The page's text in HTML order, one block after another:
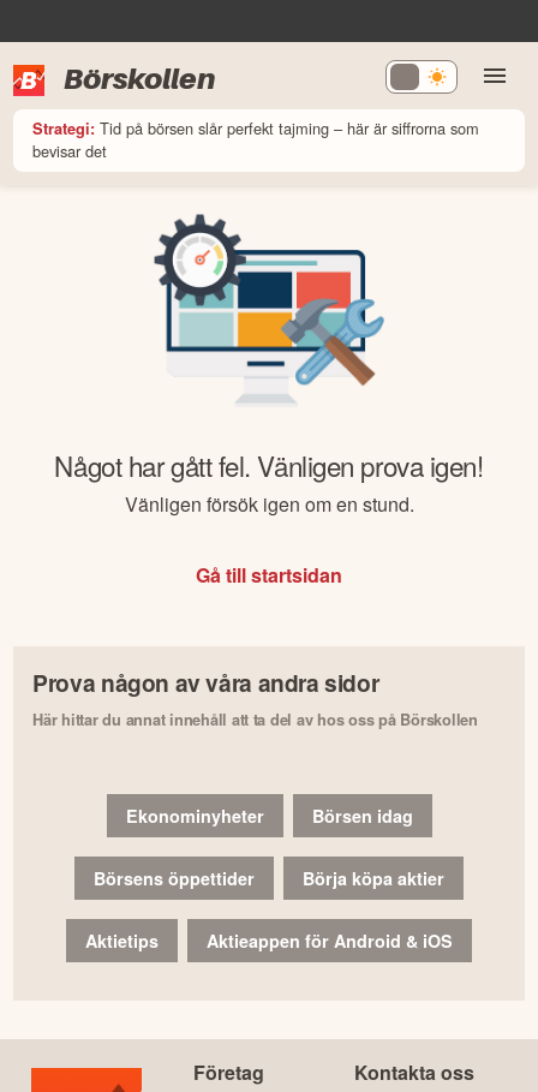
Börskollen
Strategi: Tid på börsen slår perfekt tajming – här är siffrorna som
bevisar det
Något har gått fel. Vänligen prova igen!
Vänligen försök igen om en stund.
Gå till startsidan
Prova någon av våra andra sidor
Här hittar du annat innehåll att ta del av hos oss på Börskollen
Ekonominyheter Börsen idag
Börsens öppettider Börja köpa aktier
Aktietips Aktieappen för Android & iOS
Företag Kontakta oss